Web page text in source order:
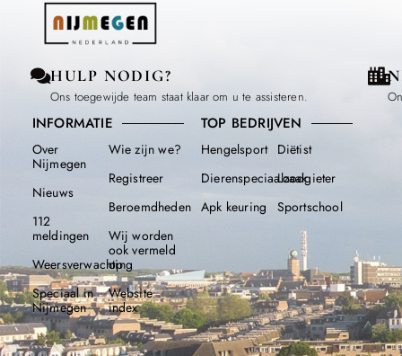
HULP NODIG?
Ons toegewijde team staat klaar om u te assisteren.
INFORMATIE
Over
Nijmegen
Nieuws
112
meldingen
Weersverwachting
Speciaal in
Nijmegen
Wie zijn we?
Registreer
Beroemdheden​
Wij worden
ook vermeld
op
Website
index
TOP BEDRIJVEN
Hengelsport
Dierenspeciaalzaak
Apk keuring
Diëtist
Loodgieter
Sportschool